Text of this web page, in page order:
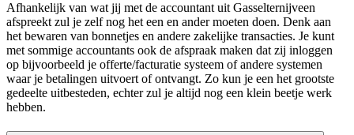
Afhankelijk van wat jij met de accountant uit Gasselternijveen
afspreekt zul je zelf nog het een en ander moeten doen. Denk aan
het bewaren van bonnetjes en andere zakelijke transacties. Je kunt
met sommige accountants ook de afspraak maken dat zij inloggen
op bijvoorbeeld je offerte/facturatie systeem of andere systemen
waar je betalingen uitvoert of ontvangt. Zo kun je een het grootste
gedeelte uitbesteden, echter zul je altijd nog een klein beetje werk
hebben.